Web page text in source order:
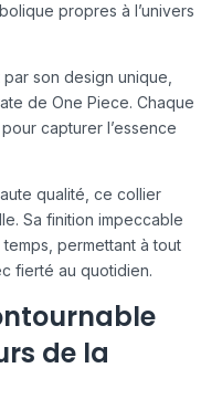
propres à l’univers
son design unique,
de One Piece. Chaque
capturer l’essence
qualité, ce collier
Sa finition impeccable
permettant à tout
fierté au quotidien.
de la